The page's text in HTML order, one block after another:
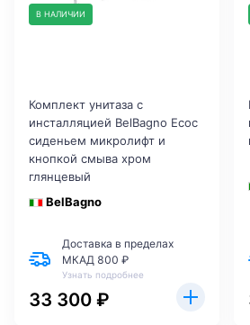
В НАЛИЧИИ
Комплект унитаза с
инсталляцией BelBagno Ecoс
сиденьем микролифт и
кнопкой смыва хром
глянцевый
BelBagno
Доставка в пределах
МКАД 800 ₽
Узнать подробнее
33 300 ₽